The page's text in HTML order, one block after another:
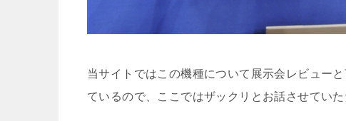
当サイトではこの機種について展示会レビュー
ているので、ここではザックリとお話させていた